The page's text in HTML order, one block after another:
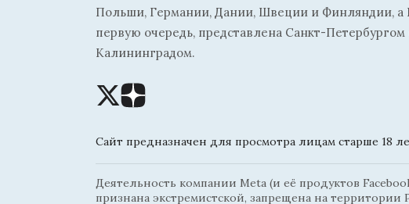
Польши, Германии, Дании, Швеции и Финляндии, а
первую очередь, представлена Санкт-Петербургом
Калининградом.
Сайт предназначен для просмотра лицам старше 18
Деятельность компании Meta (и её продуктов
признана экстремистской, запрещена на территории